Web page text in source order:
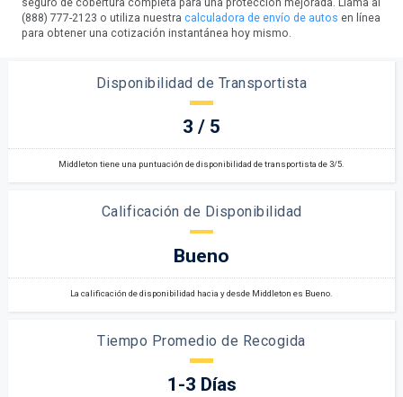
seguro de cobertura completa para una protección mejorada. Llama al
(888) 777-2123 o utiliza nuestra calculadora de envío de autos en línea
para obtener una cotización instantánea hoy mismo.
Disponibilidad de Transportista
3 / 5
Middleton tiene una puntuación de disponibilidad de transportista de 3/5.
Calificación de Disponibilidad
Bueno
La calificación de disponibilidad hacia y desde Middleton es Bueno.
Tiempo Promedio de Recogida
1-3 Días